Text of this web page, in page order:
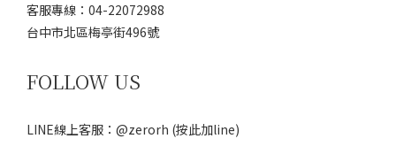
客服專線：04-22072988
台中市北區梅亭街496號
FOLLOW US
LINE線上客服：@zerorh (按此加line)